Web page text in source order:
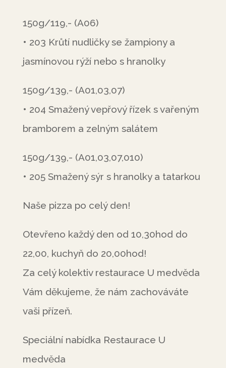
150g/119,- (A06)
• 203 Krůtí nudličky se žampiony a
jasmínovou rýží nebo s hranolky
150g/139,- (A01,03,07)
• 204 Smažený vepřový řízek s vařeným
bramborem a zelným salátem
150g/139,- (A01,03,07,010)
• 205 Smažený sýr s hranolky a tatarkou
Naše pizza po celý den!
Otevřeno každý den od 10,30hod do
22,00, kuchyň do 20,00hod!
Za celý kolektiv restaurace U medvěda
Vám děkujeme, že nám zachováváte
vaši přízeň.
Speciální nabídka Restaurace U
medvěda